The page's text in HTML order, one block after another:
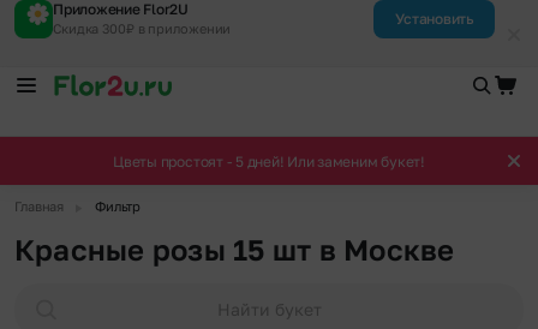
Приложение Flor2U
Скидка 300₽ в приложении
Установить
Цветы простоят - 5 дней! Или заменим букет!
Главная Фильтр
Красные розы 15 шт в Москве
Найти букет